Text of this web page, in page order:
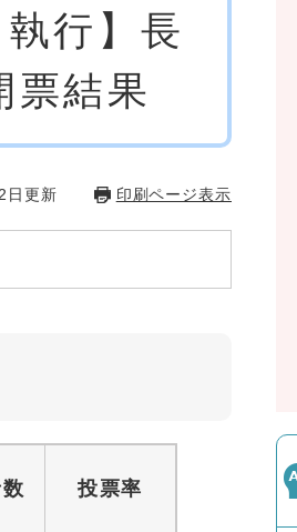
行】長
結果
日更新 印刷ページ表示
投票率